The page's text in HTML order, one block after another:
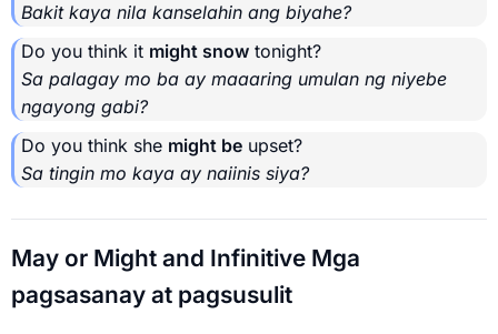
Bakit kaya nila kanselahin ang biyahe?
Do you think it might snow tonight?
Sa palagay mo ba ay maaaring umulan ng niyebe
ngayong gabi?
Do you think she might be upset?
Sa tingin mo kaya ay naiinis siya?
May or Might and Infinitive Mga
pagsasanay at pagsusulit